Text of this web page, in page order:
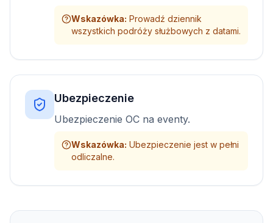
Wskazówka: Prowadź dziennik
wszystkich podróży służbowych z datami.
Ubezpieczenie
Ubezpieczenie OC na eventy.
Wskazówka: Ubezpieczenie jest w pełni
odliczalne.